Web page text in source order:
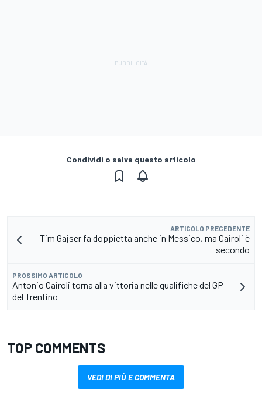
Condividi o salva questo articolo
ARTICOLO PRECEDENTE
Tim Gajser fa doppietta anche in Messico, ma Cairoli è
secondo
PROSSIMO ARTICOLO
Antonio Cairoli torna alla vittoria nelle qualifiche del GP
del Trentino
TOP COMMENTS
VEDI DI PIÙ E COMMENTA